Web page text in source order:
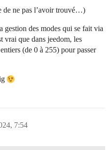
de ne pas l’avoir trouvé…)
gestion des modes qui se fait via
vrai que dans jeedom, les
(de 0 à 255) pour passer
7:54